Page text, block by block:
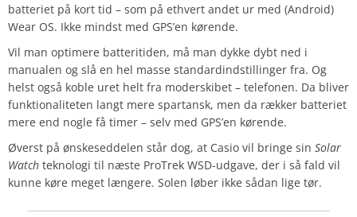
batteriet på kort tid – som på ethvert andet ur med (Android)
Wear OS. Ikke mindst med GPS’en kørende.
Vil man optimere batteritiden, må man dykke dybt ned i
manualen og slå en hel masse standardindstillinger fra. Og
helst også koble uret helt fra moderskibet – telefonen. Da bliver
funktionaliteten langt mere spartansk, men da rækker batteriet
mere end nogle få timer – selv med GPS’en kørende.
Øverst på ønskeseddelen står dog, at Casio vil bringe sin Solar
Watch teknologi til næste ProTrek WSD-udgave, der i så fald vil
kunne køre meget længere. Solen løber ikke sådan lige tør.